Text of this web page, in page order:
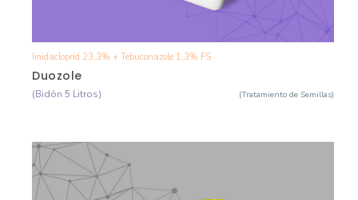
Ver Detalle
Imidacloprid 23,3% + Tebuconazole 1,3% FS
Duozole
(Bidón 5 Litros) (Tratamiento de Semillas)